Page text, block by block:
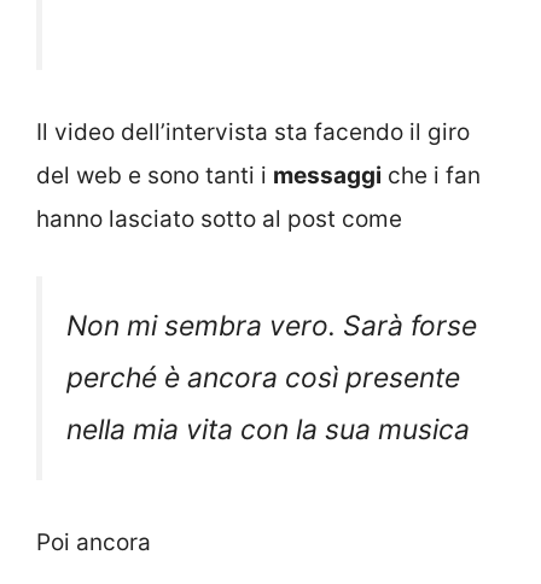
Il video dell’intervista sta facendo il giro
del web e sono tanti i messaggi che i fan
hanno lasciato sotto al post come
Non mi sembra vero. Sarà forse
perché è ancora così presente
nella mia vita con la sua musica
Poi ancora